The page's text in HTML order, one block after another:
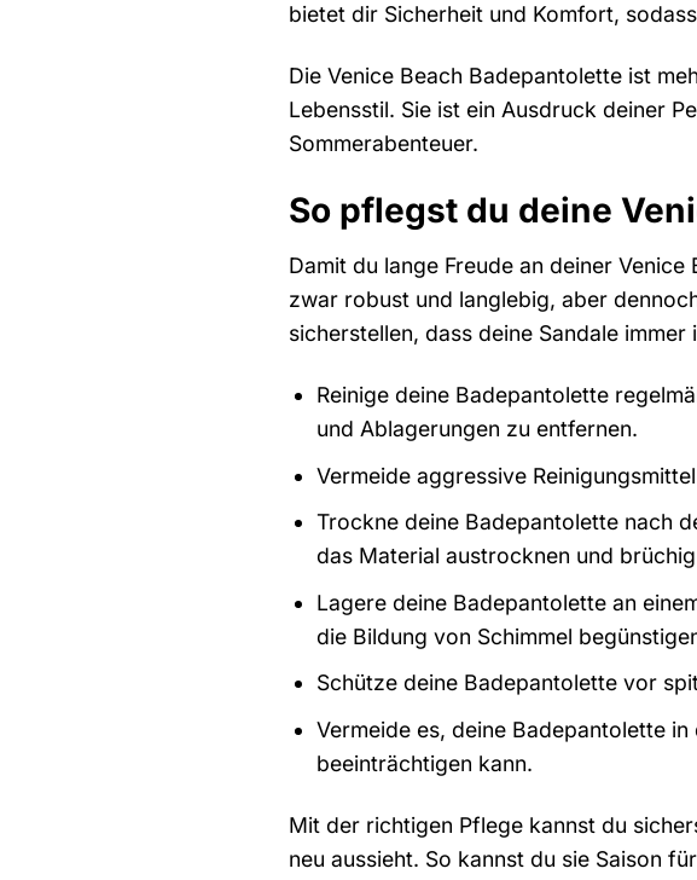
bietet dir Sicherheit und Komfort,
Die Venice Beach Badepantolette ist
Lebensstil. Sie ist ein Ausdruck deiner
Sommerabenteuer.
So pflegst du deine
Damit du lange Freude an deiner
zwar robust und langlebig, aber
sicherstellen, dass deine Sandale
Reinige deine Badepantolette
und Ablagerungen zu entfernen.
Vermeide aggressive
Trockne deine Badepantolette nach
das Material austrocknen und
Lagere deine Badepantolette an
die Bildung von Schimmel
Schütze deine Badepantolette vor
Vermeide es, deine Badepantolette
beeinträchtigen kann.
Mit der richtigen Pflege kannst du
neu aussieht. So kannst du sie Saison